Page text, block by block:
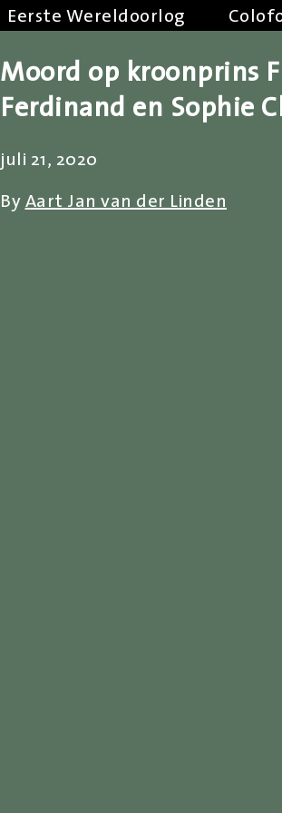
Eerste Wereldoorlog
Moord op kroonprins
Ferdinand en Sophie
juli 21, 2020
ByAart Jan van der Linden